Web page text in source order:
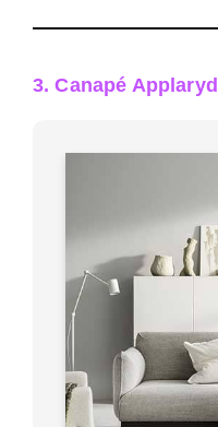
3. Canapé Applaryd